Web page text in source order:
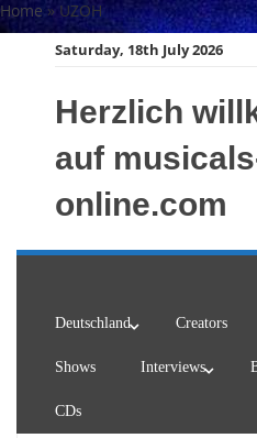
Skip
to
Home» UZOH
Saturday, 18th July 2026
Herzlich
auf
online.com
Deutschland Creators
Shows Interviews
CDs